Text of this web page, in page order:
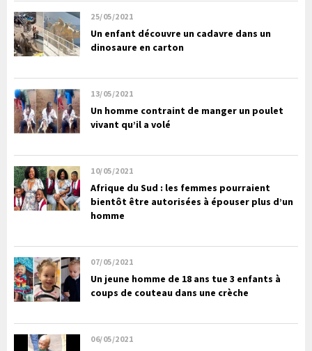
25/05/2021
Un enfant découvre un cadavre dans un
dinosaure en carton
13/05/2021
Un homme contraint de manger un poulet
vivant qu’il a volé
10/05/2021
Afrique du Sud : les femmes pourraient
bientôt être autorisées à épouser plus d’un
homme
07/05/2021
Un jeune homme de 18 ans tue 3 enfants à
coups de couteau dans une crèche
06/05/2021